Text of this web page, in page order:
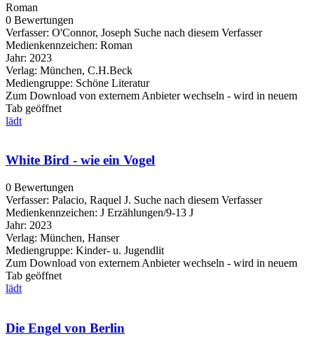
Roman
0 Bewertungen
Verfasser: O'Connor, Joseph Suche nach diesem Verfasser
Medienkennzeichen: Roman
Jahr: 2023
Verlag: München, C.H.Beck
Mediengruppe: Schöne Literatur
Zum Download von externem Anbieter wechseln - wird in neuem
Tab geöffnet
lädt
White Bird - wie ein Vogel
0 Bewertungen
Verfasser: Palacio, Raquel J. Suche nach diesem Verfasser
Medienkennzeichen: J Erzählungen/9-13 J
Jahr: 2023
Verlag: München, Hanser
Mediengruppe: Kinder- u. Jugendlit
Zum Download von externem Anbieter wechseln - wird in neuem
Tab geöffnet
lädt
Die Engel von Berlin